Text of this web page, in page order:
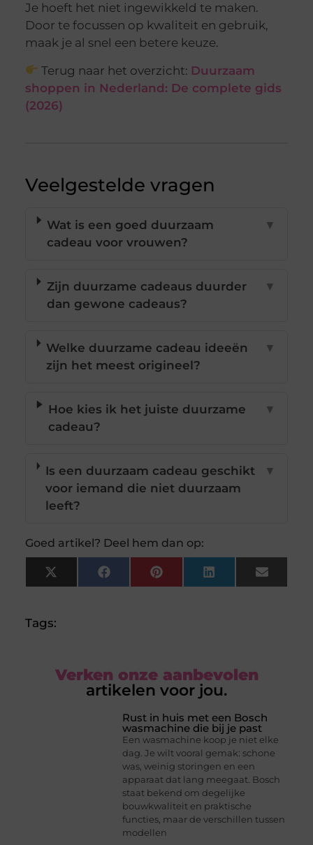
Je hoeft het niet ingewikkeld te maken.
Door te focussen op kwaliteit en gebruik,
maak je al snel een betere keuze.
Terug naar het overzicht: Duurzaam
shoppen in Nederland: De complete gids
(2026)
Veelgestelde vragen
Wat is een goed duurzaam
cadeau voor vrouwen?
▼
Zijn duurzame cadeaus duurder
dan gewone cadeaus?
▼
Welke duurzame cadeau ideeën
zijn het meest origineel?
▼
Hoe kies ik het juiste duurzame
cadeau?
▼
Is een duurzaam cadeau geschikt
voor iemand die niet duurzaam
leeft?
▼
Goed artikel? Deel hem dan op:
X
(Twitter)
FacebookPinterestLinkedInEmail
Tags:
Verken onze aanbevolen
artikelen voor jou.
Rust in huis met een Bosch
wasmachine die bij je past
Een wasmachine koop je niet elke
dag. Je wilt vooral gemak: schone
was, weinig storingen en een
apparaat dat lang meegaat. Bosch
staat bekend om degelijke
bouwkwaliteit en praktische
functies, maar de verschillen tussen
modellen